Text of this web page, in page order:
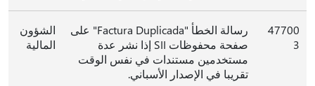
47700
3
رسالة الخطأ "Factura Duplicada" على
صفحة محفوظات SII إذا نشر عدة
مستخدمين مستندات في نفس الوقت
تقريبا في الإصدار الأسباني.
الشؤون
المالية